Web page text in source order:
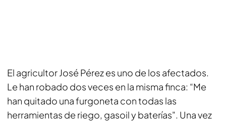
El agricultor José Pérez es uno de los afectados.
Le han robado dos veces en la misma finca: “Me
han quitado una furgoneta con todas las
herramientas de riego, gasoil y baterías". Una vez